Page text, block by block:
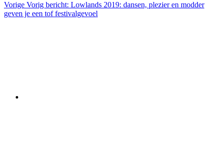
Vorige Vorig bericht: Lowlands 2019: dansen, plezier en modder
geven je een tof festivalgevoel